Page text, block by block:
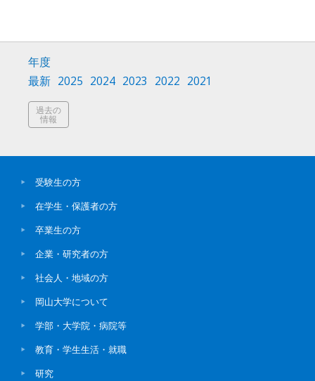
年度
最新 2025 2024 2023 2022 2021
過去の
情報
受験生の方
在学生・保護者の方
卒業生の方
企業・研究者の方
社会人・地域の方
岡山大学について
学部・大学院・病院等
教育・学生生活・就職
研究